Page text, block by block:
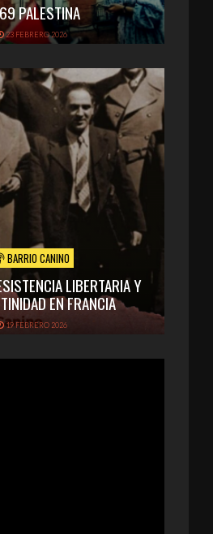
PALESTINA
23 FEBRERO 2026
BARRIO CANINO
LIBERTARIA Y
EN FRANCIA
19 FEBRERO 2026